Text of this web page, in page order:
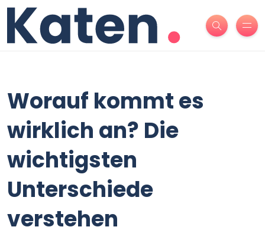
Worauf kommt es
wirklich an? Die
wichtigsten
Unterschiede
verstehen